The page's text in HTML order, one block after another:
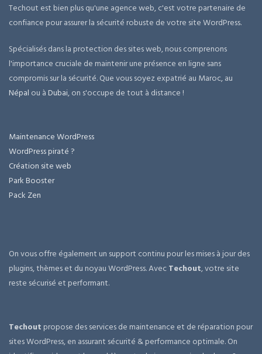
Techout est bien plus qu'une agence web, c'est votre partenaire de
confiance pour assurer la sécurité robuste de votre site WordPress.
Spécialisés dans la protection des sites web, nous comprenons
l'importance cruciale de maintenir une présence en ligne sans
compromis sur la sécurité. Que vous soyez expatrié au Maroc, au
Népal ou àDubai, on s'occupe de tout à distance !
Maintenance WordPress
WordPress piraté ?
Création site web
Park Booster
Pack Zen
On vous offre également un support continu pour les mises à jour des
plugins, thèmes et du noyau WordPress. AvecTechout, votre site
reste sécurisé et performant.
Techout propose des services de maintenance et de réparation pour
sites WordPress, en assurant sécurité & performance optimale. On